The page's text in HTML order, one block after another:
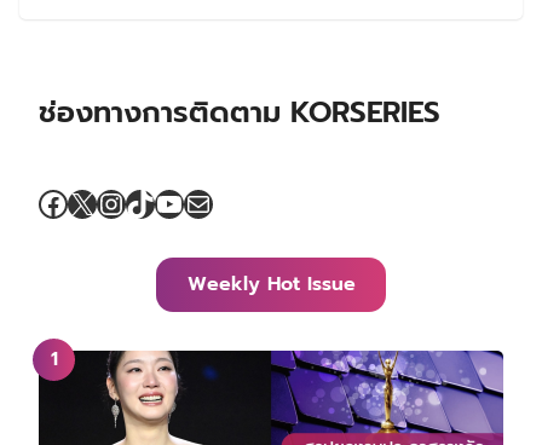
ช่องทางการติดตาม KORSERIES
Facebook
X Instagram
TikTok
YouTube
Mail
Weekly Hot Issue